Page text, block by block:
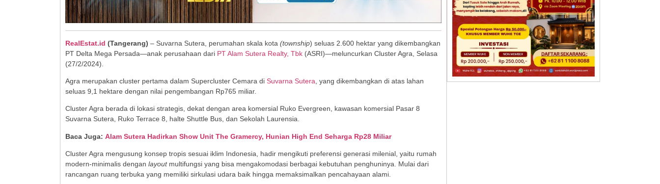
RealEstat.id (Tangerang) – Suvarna Sutera, perumahan skala kota (township) seluas 2.600 hektar yang dikembangkan
PT Delta Mega Persada—anak perusahaan dari PT Alam Sutera Realty, Tbk (ASRI)—meluncurkan Cluster Agra, Selasa
(27/2/2024).
Agra merupakan cluster pertama dalam Supercluster Cemara di Suvarna Sutera , yang dikembangkan di atas lahan
seluas 9,1 hektare dengan nilai pengembangan Rp765 miliar.
Cluster Agra berada di lokasi strategis, dekat dengan area komersial Ruko Evergreen, kawasan komersial Pasar 8
Suvarna Sutera, Ruko Terrace 8, halte Shuttle Bus, dan Sekolah Laurensia.
Baca Juga: Alam Sutera Hadirkan Show Unit The Gramercy, Hunian High End Seharga Rp28 Miliar
Cluster Agra mengusung konsep tropis sesuai iklim Indonesia, hadir mengikuti preferensi generasi milenial, yaitu rumah
modern-minimalis dengan layoutmultifungsi yang bisa mengakomodasi berbagai kebutuhan penghuninya. Mulai dari
rancangan ruang terbuka yang memiliki sirkulasi udara baik hingga memaksimalkan pencahayaan alami.